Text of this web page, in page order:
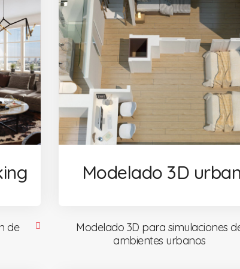
de
Modelado 3D
Modelado 3D para simulaciones
ambientes urbanos